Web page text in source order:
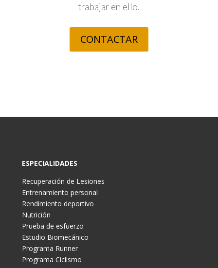
trabajar en ello.
CONTACTAR
ESPECIALIDADES
Recuperación de Lesiones
Entrenamiento personal
Rendimiento deportivo
Nutrición
Prueba de esfuerzo
Estudio Biomecánico
Programa Runner
Programa Ciclismo